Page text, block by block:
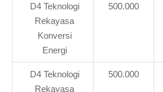
D4 Teknologi
Rekayasa
Konversi
Energi
500.000
D4 Teknologi
Rekayasa
500.000